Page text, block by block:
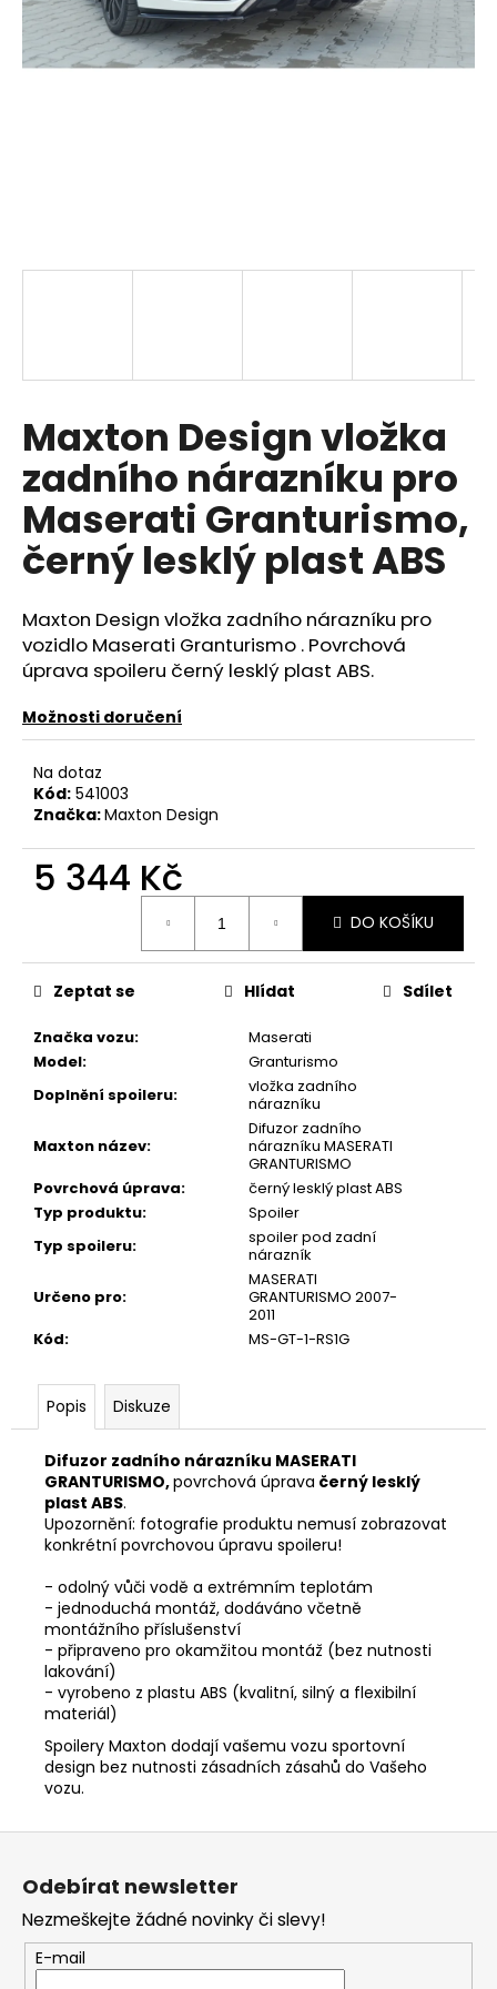
Maxton Design vložka
zadního nárazníku pro
Maserati Granturismo,
černý lesklý plast ABS
Maxton Design vložka zadního nárazníku pro
vozidlo Maserati Granturismo . Povrchová
úprava spoileru černý lesklý plast ABS.
Možnosti doručení
Na dotaz
Kód: 541003
Značka:Maxton Design
5 344 Kč
DO KOŠÍKU
Značka vozu:
Maserati
Model:
Granturismo
Doplnění spoileru:
vložka zadního
nárazníku
Maxton název:
Difuzor zadního
nárazníku MASERATI
GRANTURISMO
Povrchová úprava:
černý lesklý plast ABS
Typ produktu:
Spoiler
Typ spoileru:
spoiler pod zadní
nárazník
Určeno pro:
MASERATI
GRANTURISMO 2007-
2011
Kód: MS-GT-1-RS1G
Zeptat se Hlídat Sdílet
Popis Diskuze
Difuzor zadního nárazníku MASERATI
GRANTURISMO,povrchová úprava černý lesklý
plast ABS.
Upozornění: fotografie produktu nemusí zobrazovat
konkrétní povrchovou úpravu spoileru!
- odolný vůči vodě a extrémním teplotám
- jednoduchá montáž, dodáváno včetně
montážního příslušenství
- připraveno pro okamžitou montáž (bez nutnosti
lakování)
- vyrobeno z plastu ABS (kvalitní, silný a flexibilní
materiál)
Spoilery Maxton dodají vašemu vozu sportovní
design bez nutnosti zásadních zásahů do Vašeho
vozu.
a
j
o
o
r
u
č
u
j
e
e
NGK
ČERVENÝ
ZAPALOVACÍ
MODUL
2.0TFSI
2.0TSI
EA113
EA888.1/2
849
Kč
Z
Odebírat newsletter
Nezmeškejte žádné novinky či slevy!
E-mail